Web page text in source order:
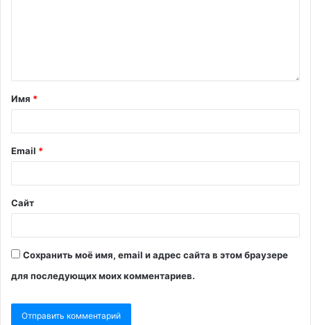
Имя *
Email *
Сайт
Сохранить моё имя, email и адрес сайта в этом браузере
для последующих моих комментариев.